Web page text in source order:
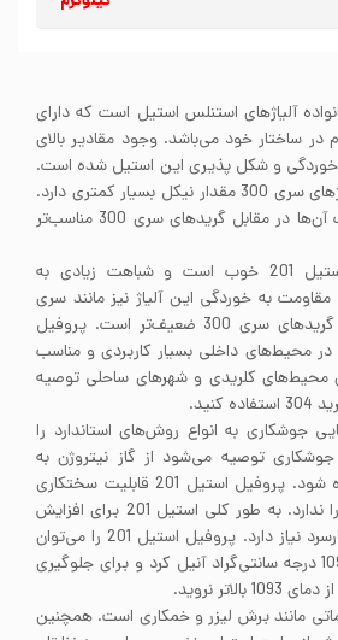
استیل 201 از خانواده آلیاژهای استنلس استیل است که دارای
درصد کروم در ساختار خود می‌باشد. وجود مقادیر بالای
خوردگی و شکل پذیری این استیل شده است.
استیل 201 نسبت به آلیاژهای سری 300 مقدار نیکل بسیار کمتری دارد.
به همین دلیل نیز قیمت آن‌ها در مقابل گریدهای سری 300 مناسب‌تر
شکل پذیری پروفیل استیل 201 خوب است و شباهت زیادی به
سری 300 دارد. مقاومت به خوردگی این آلیاژ نیز مانند سری
400 است اما نسبت به گریدهای سری 300 ضعیف‌تر است. پروفیل
استفاده در محیط‌های داخلی بسیار کاربردی و مناسب
محیط‌های کلریدی و شهرهای ساحلی توصیه
استیل 201 توانایی جوشکاری به انواع روش‌های استاندارد را
جوشکاری توصیه می‌شود از گاز نیتروژن به
عنوان کاز محافظ استفاده شود. پروفیل استیل 201 قابلیت سختکاری
به کمک عملیات حرارتی را ندارد. به طور کلی استیل 201 برای افزایش
استحکام به فرآیندهای کارسرد نیاز دارد. پروفیل استیل 201 را می‌توان
در دمایی بین 1010 تا 1093 درجه سانتی‌گراد آنیل کرد و برای جلوگیری
نروید.
مانند برش لیزر و خمکاری است. همچنین